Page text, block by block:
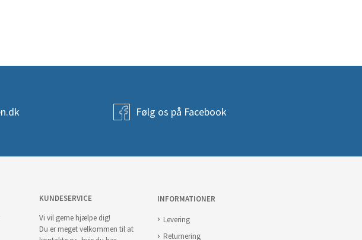
Følg os på Facebook
KUNDESERVICE
Vi vil gerne hjælpe dig!
Du er meget velkommen til at
INFORMATIONER
Levering
Returnering